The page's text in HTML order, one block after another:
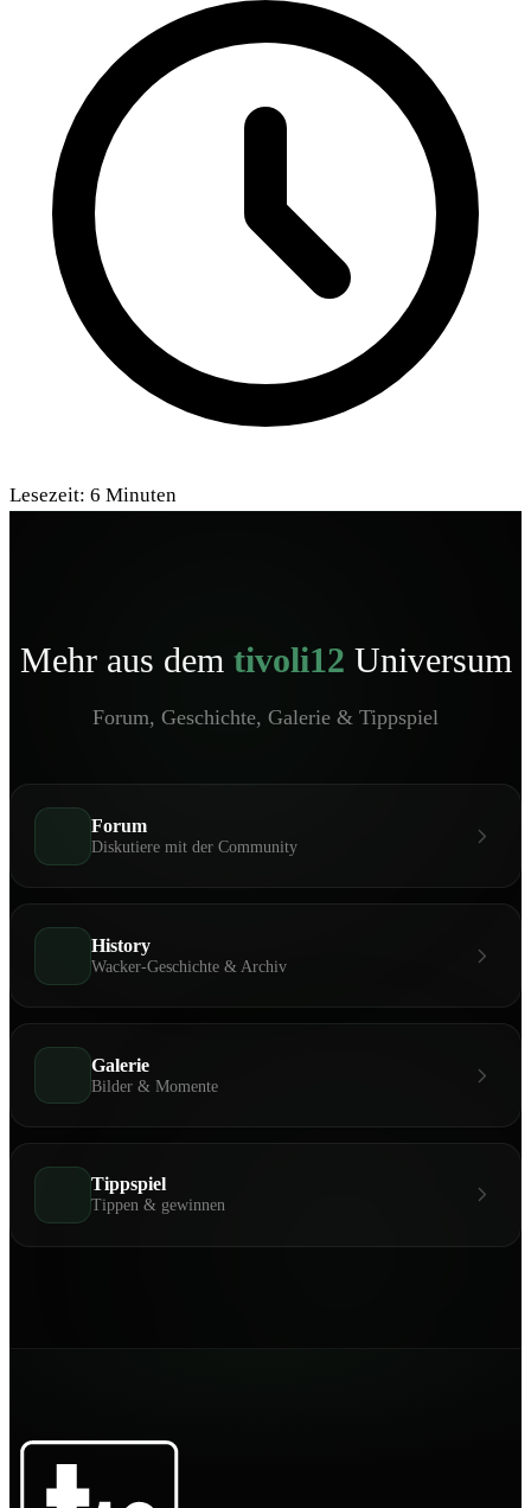
Lesezeit: 6 Minuten
Mehr aus dem tivoli12 Universum
Forum, Geschichte, Galerie & Tippspiel
Forum
Diskutiere mit der Community
History
Wacker-Geschichte & Archiv
Galerie
Bilder & Momente
Tippspiel
Tippen & gewinnen